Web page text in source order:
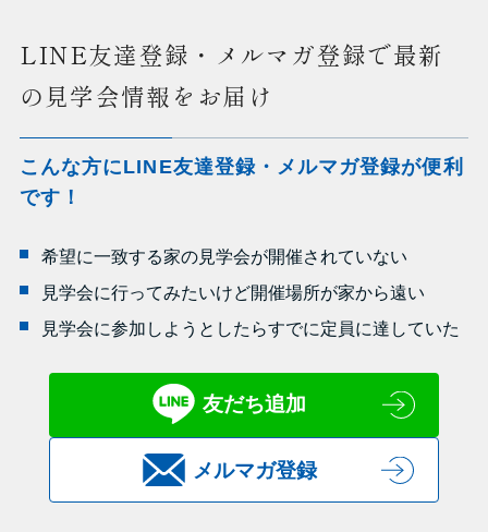
LINE友達登録・メルマガ登録で最新
の見学会情報をお届け
こんな方にLINE友達登録・メルマガ登録が便利
です！
希望に一致する家の見学会が開催されていない
見学会に行ってみたいけど開催場所が家から遠い
見学会に参加しようとしたらすでに定員に達していた
友だち追加
メルマガ登録